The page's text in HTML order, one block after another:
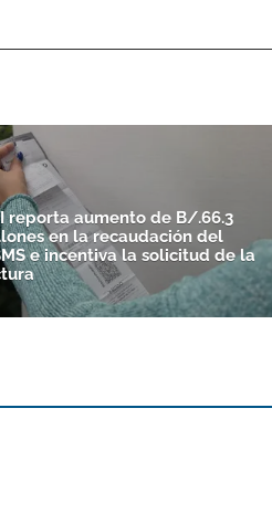
reporta aumento de B/.66.3
en la recaudación del
e incentiva la solicitud de la